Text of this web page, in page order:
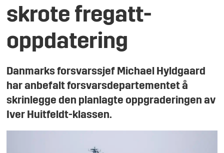
skrote fregatt-
oppdatering
Danmarks forsvarssjef Michael Hyldgaard
har anbefalt forsvarsdepartementet å
skrinlegge den planlagte oppgraderingen av
Iver Huitfeldt-klassen.